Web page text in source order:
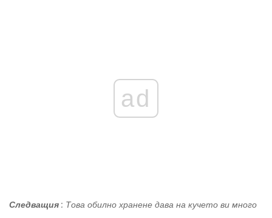
ad
Следващия : Това обилно хранене дава на кучето ви много